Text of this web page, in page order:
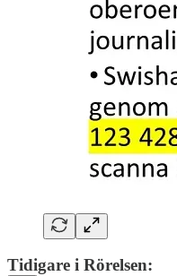
Tidigare i Rörelsen: